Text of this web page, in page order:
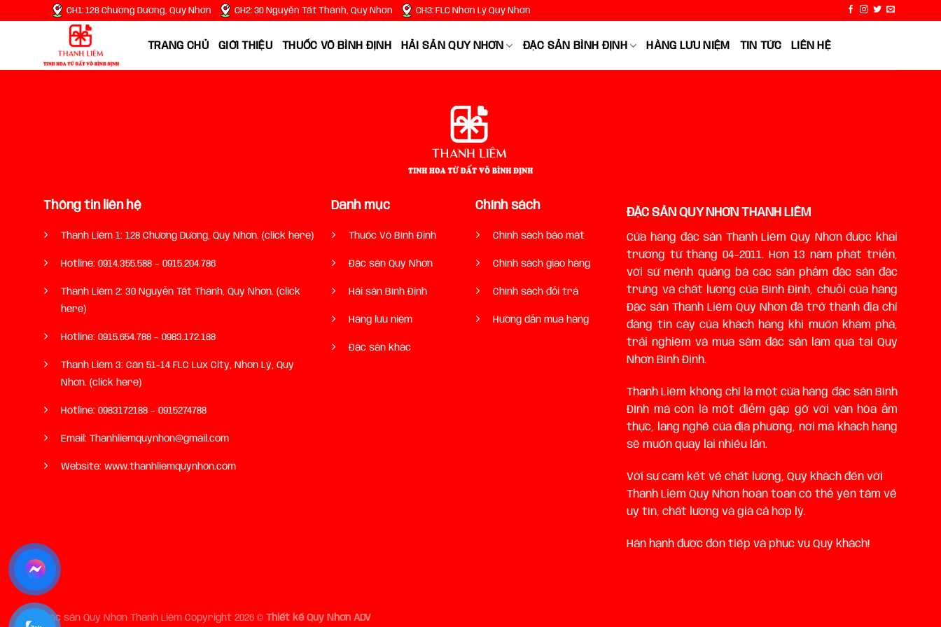
CH1: 128 Chương Dương, Quy Nhơn CH2: 30 Nguyễn Tất Thành, Quy Nhơn CH3: FLC Nhơn Lý Quy Nhơn
TRANG CHỦ GIỚI THIỆU THUỐC VÕ BÌNH ĐỊNH HẢI SẢN QUY NHƠN ĐẶC SẢN BÌNH ĐỊNH HÀNG LƯU NIỆM TIN TỨC LIÊN HỆ
Thông tin liên hệ
Thanh Liêm 1: 128 Chương Dương, Quy Nhơn. (click here)
Hotline: 0914.355.588 – 0915.204.786
Thanh Liêm 2: 30 Nguyễn Tất Thành, Quy Nhơn. (click
here)
Hotline: 0915.654.788 – 0983.172.188
Thanh Liêm 3: Căn 51-14 FLC Lux City, Nhơn Lý, Quy
Nhơn. (click here)
Hotline: 0983172188– 0915274788
Email: Thanhliemquynhon@gmail.com
Website: www.thanhliemquynhon.com
Danh mục
Thuốc Võ Bình Định
Đặc sản Quy Nhơn
Hải sản Bình Định
Hàng lưu niệm
Đặc sản khác
Chính sách
Chính sách bảo mật
Chính sách giao hàng
Chính sách đổi trả
Hướng dẫn mua hàng
ĐẶC SẢN QUY NHƠN THANH LIÊM
Cửa hàng đặc sản Thanh Liêm Quy Nhơn được khai
trương từ tháng 04-2011. Hơn 13 năm phát triển,
với sứ mệnh quảng bá các sản phẩm đặc sản đặc
trưng và chất lượng của Bình Định, chuỗi của hàng
Đặc sản Thanh Liêm Quy Nhơn đã trở thành địa chỉ
đáng tin cậy của khách hàng khi muốn khám phá,
trải nghiệm và mua sắm đặc sản làm quà tại Quy
Nhơn Bình Định.
Thanh Liêm không chỉ là một cửa hàng đặc sản Bình
ĐỊnh mà còn là một điểm gặp gỡ với văn hóa ẩm
thực, làng nghề của địa phương, nơi mà khách hàng
sẽ muốn quay lại nhiều lần.
Với sự cam kết về chất lượng, Quý khách đến với
Thanh Liêm Quy Nhơn hoàn toàn có thể yên tâm về
uy tín, chất lượng và giá cả hợp lý.
Hân hạnh được đón tiếp và phục vụ Quý khách!
Đặc sản Quy Nhơn Thanh Liêm Copyright 2026 © Thiết kế Quy Nhơn ADV